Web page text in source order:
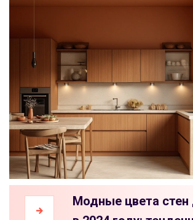
Модные цвета стен